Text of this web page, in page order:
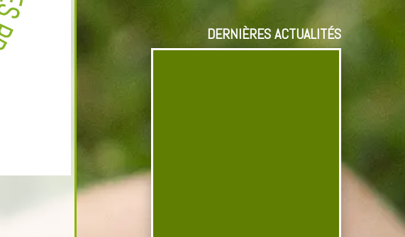
DERNIÈRES ACTUALITÉS